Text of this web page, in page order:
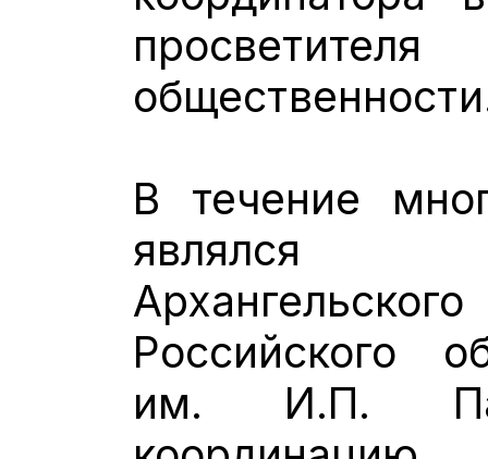
В течение
являлся
Российского
им. И.П.